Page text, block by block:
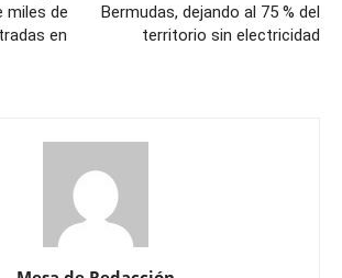
miles de
en
Bermudas, dejando al 75 % del
territorio sin electricidad